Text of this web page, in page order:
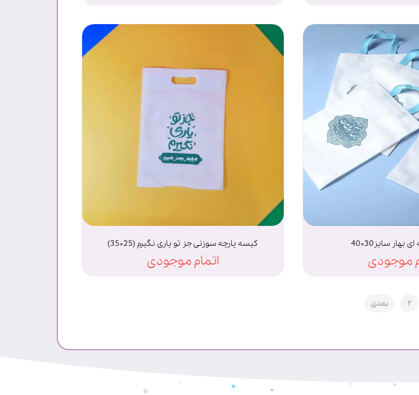
سایز30*40
موجودی
کیسه پارچه سوزنی جز تو یاری نگیرم (25*35)
اتمام موجودی
۲ بعدی